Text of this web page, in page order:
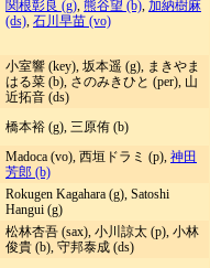
関根彰良 (g), 熊谷望 (b), 加納樹麻
(ds), 石川早苗 (vo)
小室響 (key), 坂本遥 (g), まきやま
はる菜 (b), さのみきひと (per), 山
近拓音 (ds)
橋本裕 (g), 三原侑 (b)
Madoca (vo), 西垣ドラミ (p), 神田
芳郎 (b)
Rokugen Kagahara (g), Satoshi
Hangui (g)
松林杏吾 (sax), 小川諒太 (p), 小林
俊貴 (b), 守邦泰成 (ds)